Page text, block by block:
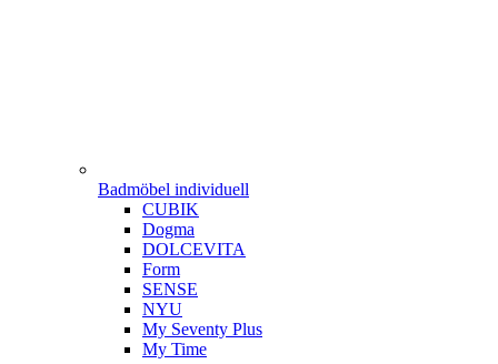
Badmöbel individuell
CUBIK
Dogma
DOLCEVITA
Form
SENSE
NYU
My Seventy Plus
My Time